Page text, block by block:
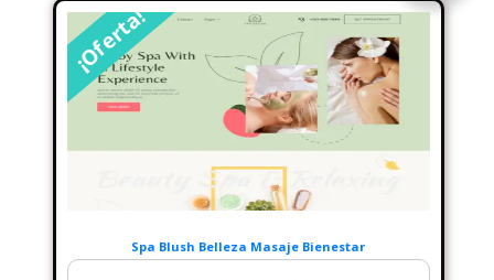
¡Oferta!
Spa Blush Belleza Masaje Bienestar